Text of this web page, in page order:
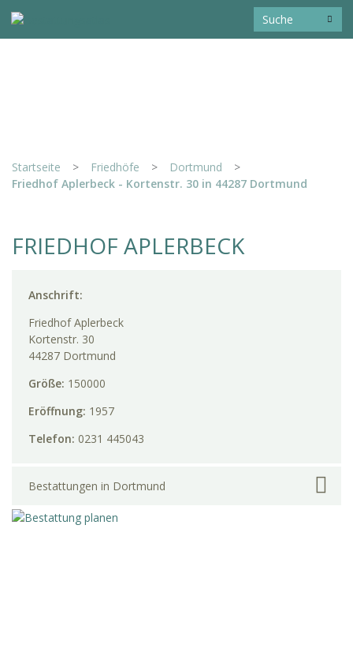
Startseite > Friedhöfe > Dortmund
>
Friedhof Aplerbeck - Kortenstr. 30 in 44287 Dortmund
FRIEDHOF APLERBECK
Anschrift:
Friedhof Aplerbeck
Kortenstr. 30
44287 Dortmund
Größe: 150000
Eröffnung: 1957
Telefon: 0231 445043
Bestattungen in Dortmund